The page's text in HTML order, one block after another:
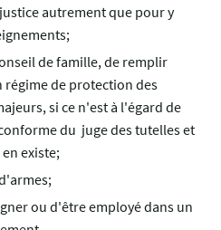
autrement que pour y
de famille, de remplir
de protection des
si ce n'est à l'égard de
du juge des tutelles et
existe;
ou d'être employé dans un